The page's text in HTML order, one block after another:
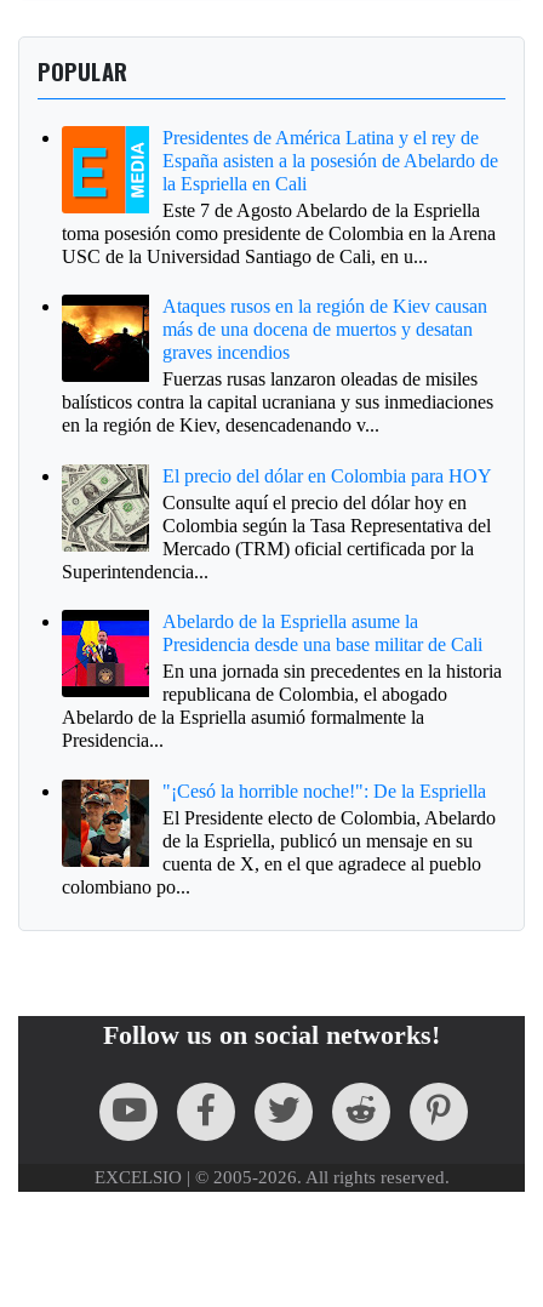
POPULAR
Presidentes de América Latina y el rey de
España asisten a la posesión de Abelardo de
la Espriella en Cali
Este 7 de Agosto Abelardo de la Espriella
toma posesión como presidente de Colombia en la Arena
USC de la Universidad Santiago de Cali, en u...
Ataques rusos en la región de Kiev causan
más de una docena de muertos y desatan
graves incendios
Fuerzas rusas lanzaron oleadas de misiles
balísticos contra la capital ucraniana y sus inmediaciones
en la región de Kiev, desencadenando v...
El precio del dólar en Colombia para HOY
Consulte aquí el precio del dólar hoy en
Colombia según la Tasa Representativa del
Mercado (TRM) oficial certificada por la
Superintendencia...
Abelardo de la Espriella asume la
Presidencia desde una base militar de Cali
En una jornada sin precedentes en la historia
republicana de Colombia, el abogado
Abelardo de la Espriella asumió formalmente la
Presidencia...
"¡Cesó la horrible noche!": De la Espriella
El Presidente electo de Colombia, Abelardo
de la Espriella, publicó un mensaje en su
cuenta de X, en el que agradece al pueblo
colombiano po...
Follow us on social networks!
EXCELSIO | © 2005-2026. All rights reserved.